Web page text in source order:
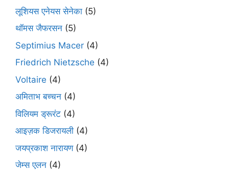
लूशियस एनेयस सेनेका (5)
थॉमस जैफरसन (5)
Septimius Macer (4)
Friedrich Nietzsche (4)
Voltaire (4)
अमिताभ बच्चन (4)
विलियम ड्रूरंट (4)
आइज़क डिजरायली (4)
जयप्रकाश नारायण(4)
जेम्स एलन (4)